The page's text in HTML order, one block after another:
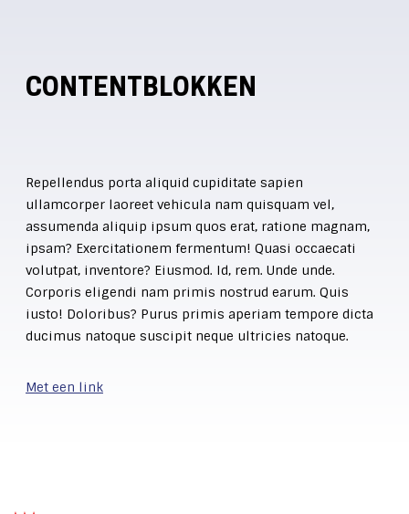
CONTENTBLOKKEN
Repellendus porta aliquid cupiditate sapien
ullamcorper laoreet vehicula nam quisquam vel,
assumenda aliquip ipsum quos erat, ratione magnam,
ipsam? Exercitationem fermentum! Quasi occaecati
volutpat, inventore? Eiusmod. Id, rem. Unde unde.
Corporis eligendi nam primis nostrud earum. Quis
iusto! Doloribus? Purus primis aperiam tempore dicta
ducimus natoque suscipit neque ultricies natoque.
Met een link